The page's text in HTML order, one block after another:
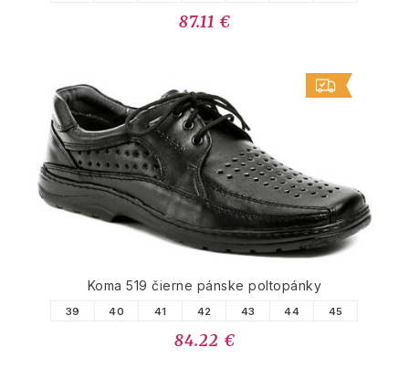
87.11 €
Koma 519 čierne pánske poltopánky
39 40 41 42 43 44 45
84.22 €